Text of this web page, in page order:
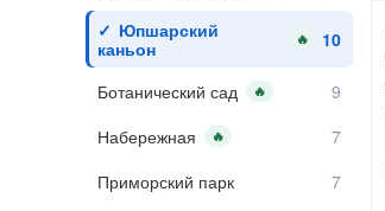
Юпшарский
каньон
🔥
Ботанический сад 🔥
Набережная 🔥
Приморский парк